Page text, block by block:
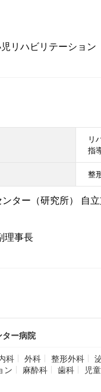
リハビリテーション
リ
指
整
ター（研究所） 自
理事長
ター病院
科 外科 整形外科
ン 麻酔科 歯科
児